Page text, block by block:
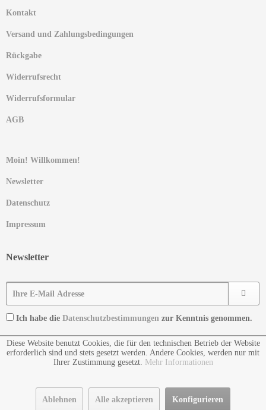
Kontakt
Versand und Zahlungsbedingungen
Rückgabe
Widerrufsrecht
Widerrufsformular
AGB
Moin! Willkommen!
Newsletter
Datenschutz
Impressum
Newsletter
Ich habe die Datenschutzbestimmungen zur Kenntnis genommen.
Diese Website benutzt Cookies, die für den technischen Betrieb der Website
erforderlich sind und stets gesetzt werden. Andere Cookies, werden nur mit
Ihrer Zustimmung gesetzt. Mehr Informationen
Ablehnen Alle akzeptieren Konfigurieren